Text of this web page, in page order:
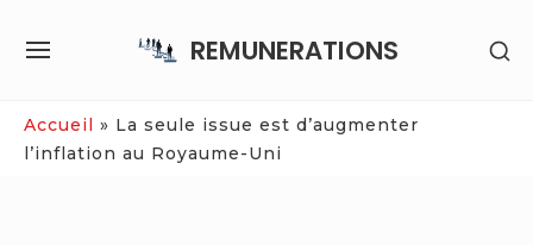
REMUNERATIONS
SITE
Accueil » La seule issue est d’augmenter
l’inflation au Royaume-Uni